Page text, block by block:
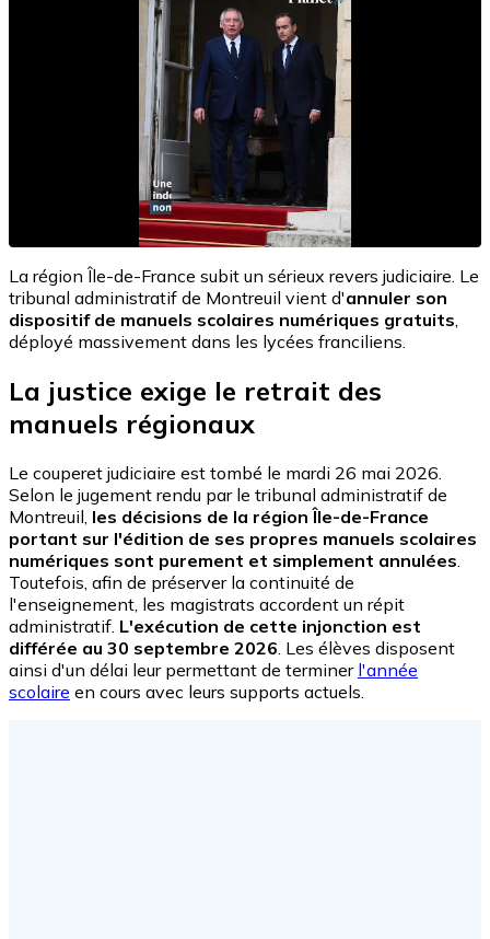
La région Île-de-France subit un sérieux revers judiciaire. Le
tribunal administratif de Montreuil vient d'annuler son
dispositif de manuels scolaires numériques gratuits
déployé massivement dans les lycées franciliens.
La justice exige le retrait des
manuels régionaux
Le couperet judiciaire est tombé le mardi 26 mai 2026.
Selon le jugement rendu par le tribunal administratif de
Montreuil, les décisions de la région Île-de-France
portant sur l'édition de ses propres manuels scolaires
numériques sont purement et simplement annulées
Toutefois, afin de préserver la continuité de
l'enseignement, les magistrats accordent un répit
administratif. L'exécution de cette injonction est
différée au 30 septembre 2026 . Les élèves disposent
ainsi d'un délai leur permettant de terminer l'année
scolaire en cours avec leurs supports actuels.